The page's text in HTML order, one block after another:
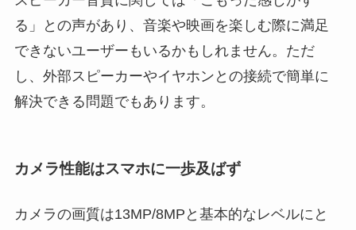
る」との声があり、音楽や映画を楽しむ際に満足
できないユーザーもいるかもしれません。ただ
し、外部スピーカーやイヤホンとの接続で簡単に
解決できる問題でもあります。
カメラ性能はスマホに一歩及ばず
カメラの画質は13MP/8MPと基本的なレベルにと